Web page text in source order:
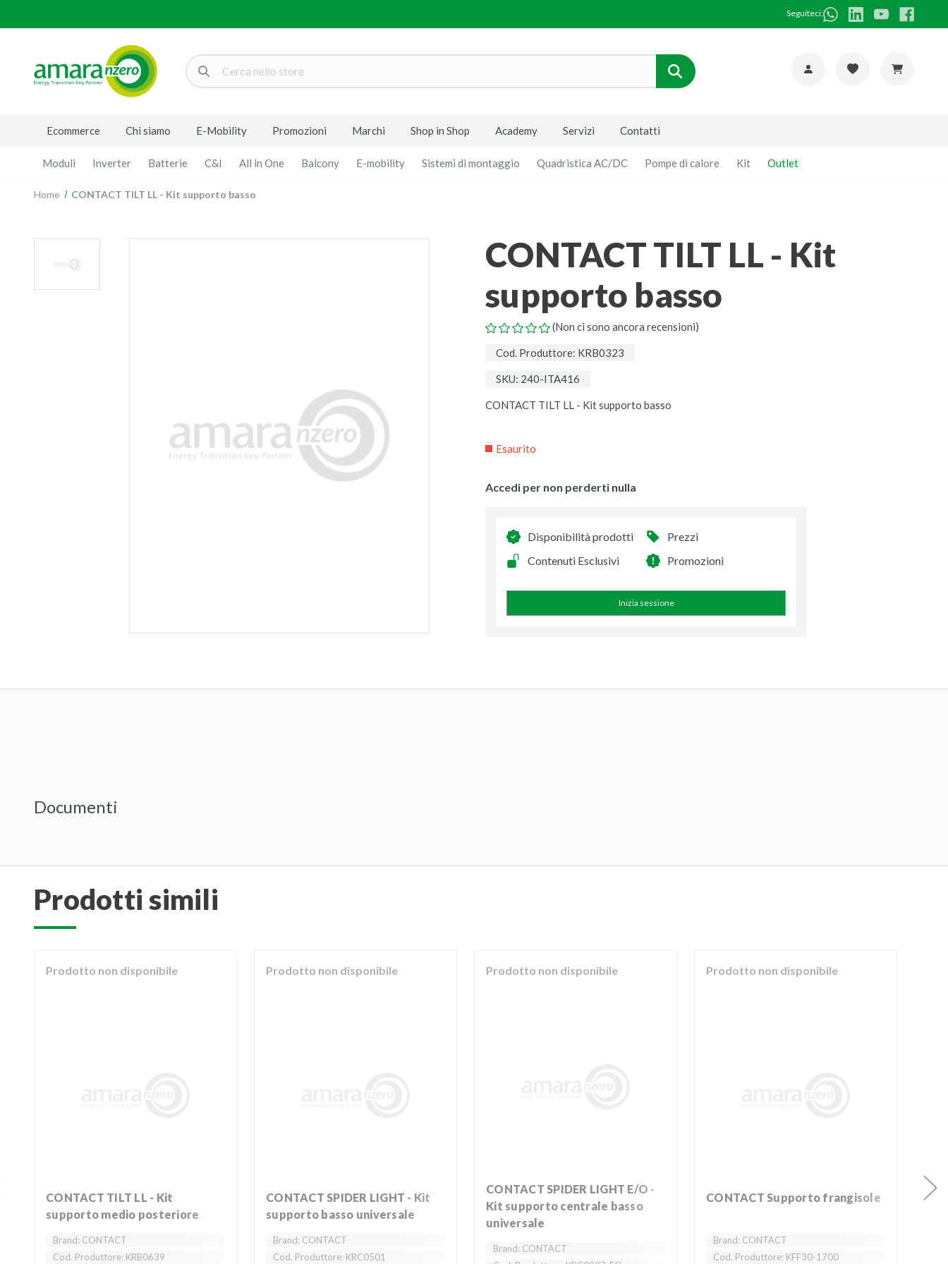
Seguiteci:
Cerca
Ecommerce Chi siamo E-Mobility Promozioni Marchi Shop in Shop Academy Servizi Contatti
Moduli Inverter Batterie C&I All in One Balcony E-mobility Sistemi di montaggio Quadristica AC/DC Pompe di calore Kit Outlet
Home CONTACT TILT LL - Kit supporto basso
CONTACT TILT LL - Kit
supporto basso
(Non ci sono ancora recensioni)
Cod. Produttore: KRB0323
SKU: 240-ITA416
CONTACT TILT LL - Kit supporto basso
Esaurito
Accedi per non perderti nulla
Disponibilità prodotti
Prezzi
Contenuti Esclusivi
Promozioni
Inizia sessione
Documenti
prodotti simili
Prodotto non disponibile
CONTACT TILT LL - Kit
supporto medio posteriore
Brand: CONTACT
Cod. Produttore: KRB0639
Prodotto non disponibile
CONTACT SPIDER LIGHT - Kit
supporto basso universale
Brand: CONTACT
Cod. Produttore: KRC0501
Prodotto non disponibile
CONTACT SPIDER LIGHT E/O -
Kit supporto centrale basso
universale
Brand: CONTACT
Prodotto non disponibile
CONTACT Supporto frangisole
Brand: CONTACT
Cod. Produttore: KFF30-1700
CONTACT SPIDER LIGHT - Kit